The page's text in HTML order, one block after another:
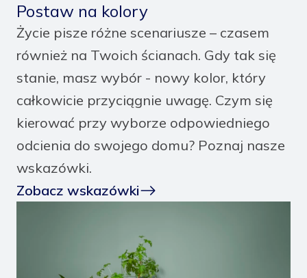
Postaw na kolory
Życie pisze różne scenariusze – czasem
również na Twoich ścianach. Gdy tak się
stanie, masz wybór - nowy kolor, który
całkowicie przyciągnie uwagę. Czym się
kierować przy wyborze odpowiedniego
odcienia do swojego domu? Poznaj nasze
wskazówki.
Zobacz wskazówki